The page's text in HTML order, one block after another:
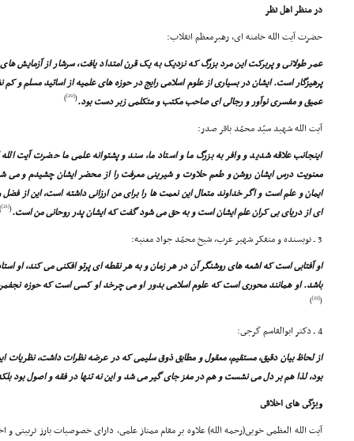
در منظر اهل نظر
حضرت آیت الله خامنه اى، رهبرمعظم انقلاب:
عمر طولانى و پربرکت این مرد بزرگ که نزدیک به یک قرن امتداد یافت، سرشار از آزمایش
پرهیزگار است. ایشان در بسیارى از علوم اسلامى رایج در حوزه هاى علمیه از اساتید مسلم
عمیق و مفسرى نوآور و رجالى اى صاحب مکتب و متکلمى زبر دست بود.(
[20]
)
آیت الله شهید سیّد محمّد باقر صدر:
اینجانب علاقه شدید و وافر به بزرگ ما و استاد ما، سند و پشتوانه علمى ما حضرت آیت
معنویت درس ایشان روشن و طعم حلاوت و شیرینى معرفت را از محضر ایشان چشیدم و
ایمان و علم است و اگر خداوند متعال این نعمت ها را براى من ارزانى داشته است، این از
اى از دریاى بى کران علم ایشان است و به حق مى شود گفت که ایشان پدر روحانى من است.(
[21]
)
3 ـ نویسنده و متفکر شهیر عرب، شیخ محمّد جواد مغنیه:
او آفتابى است که اشعه هاى روشنگر آن در هر زمان و به هر نقطه اى پرتو افکنى مى کند، او
باشد. او همانند محورى است که علوم اسلامى بدور او مى چرخد او کسى است که حوزه
(
[22]
)
4 ـ دکتر ابوالقاسم گرجى:
از لحاظ بیان دقیق، مستقیم، معقول و مطابق ذوق سلیمى که در عرضه نظرات داشت، نظریات
بود، لذا هم بر دل مى نشست و هم در مغز جاى گیر مى شد و این نه تنها در فقه و اصول بود
ویژگى هاى اخلاقى
آیت الله العظمى خویى(رحمه الله) علاوه بر مقام ممتاز علمى، داراى خصوصیات بارز تربیتى